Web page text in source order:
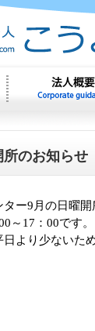
のお知らせ
ー9月 の日曜開
～ 17 ： 00です。
日より少ないた